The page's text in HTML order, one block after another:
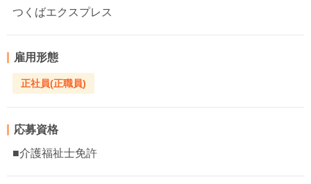
つくばエクスプレス
雇用形態
正社員(正職員)
応募資格
■介護福祉士免許